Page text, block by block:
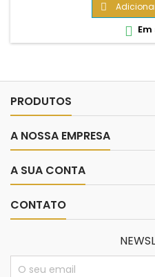


PRODUTOS
A NOSSA EMPRESA
A SUA CONTA
CONTATO